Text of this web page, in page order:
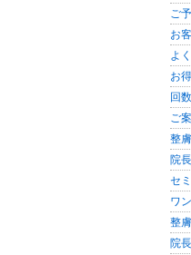
ご
お
よ
お
回
ご
整
院
セ
ワ
整
院